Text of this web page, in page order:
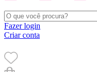
Fazer login
Criar conta